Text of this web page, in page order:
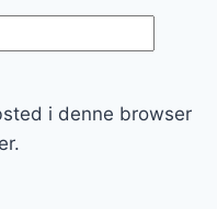
i denne browser